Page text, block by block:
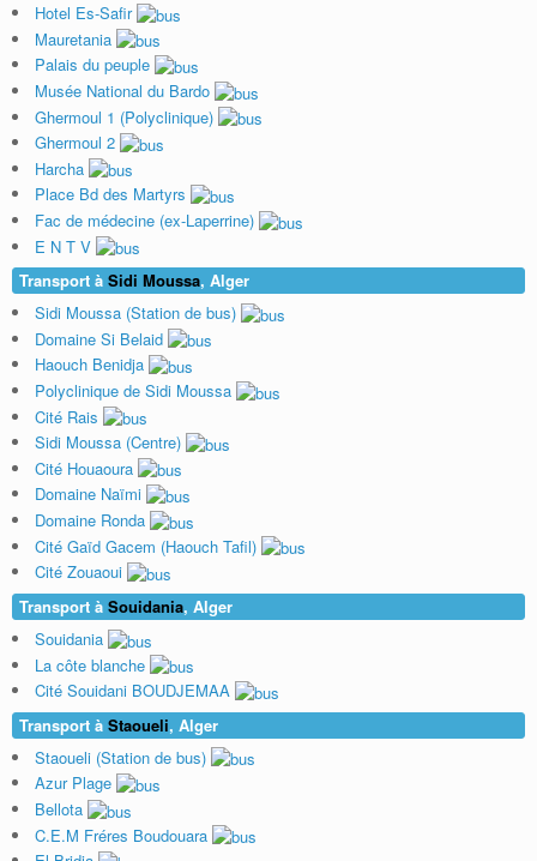
Hotel Es-Safir
Mauretania
Palais du peuple
Musée National du Bardo
Ghermoul 1 (Polyclinique)
Ghermoul 2
Harcha
Place Bd des Martyrs
Fac de médecine (ex-Laperrine)
E N T V
Transport à Sidi Moussa, Alger
Sidi Moussa (Station de bus)
Domaine Si Belaid
Haouch Benidja
Polyclinique de Sidi Moussa
Cité Rais
Sidi Moussa (Centre)
Cité Houaoura
Domaine Naïmi
Domaine Ronda
Cité Gaïd Gacem (Haouch Tafil)
Cité Zouaoui
Transport à Souidania, Alger
Souidania
La côte blanche
Cité Souidani BOUDJEMAA
Transport à Staoueli, Alger
Staoueli (Station de bus)
Azur Plage
Bellota
C.E.M Fréres Boudouara